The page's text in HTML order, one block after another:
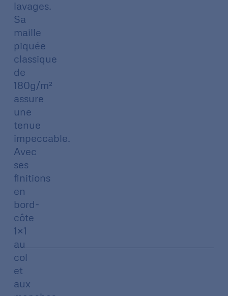
lavages.
Sa
maille
piquée
classique
de
180g/m²
assure
une
tenue
impeccable.
Avec
ses
finitions
en
bord-
côte
1×1
au
col
et
aux